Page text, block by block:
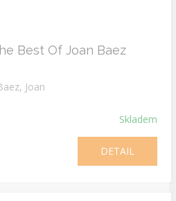
Best Of Joan Baez
Joan
Skladem
DETAIL